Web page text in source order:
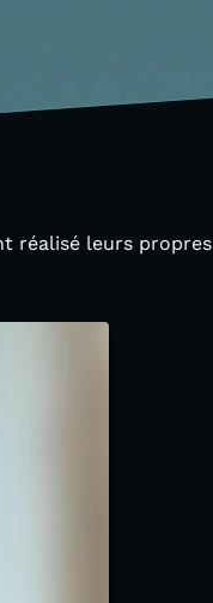
réalisé leurs propres